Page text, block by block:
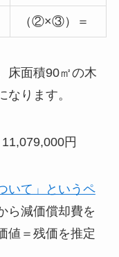
（②×③）＝
床面積90㎡の木
ります。
円
いて」というペ
ら減価償却費を
値＝残価を推定